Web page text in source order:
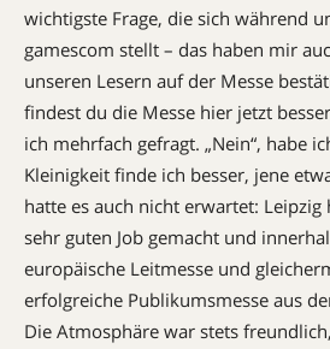
wichtigste Frage, die sich während
gamescom stellt – das haben mir
unseren Lesern auf der Messe
findest du die Messe hier jetzt
ich mehrfach gefragt. „Nein“, habe
Kleinigkeit finde ich besser, jene
hatte es auch nicht erwartet: Leipzig
sehr guten Job gemacht und
europäische Leitmesse und
erfolgreiche Publikumsmesse aus
Die Atmosphäre war stets